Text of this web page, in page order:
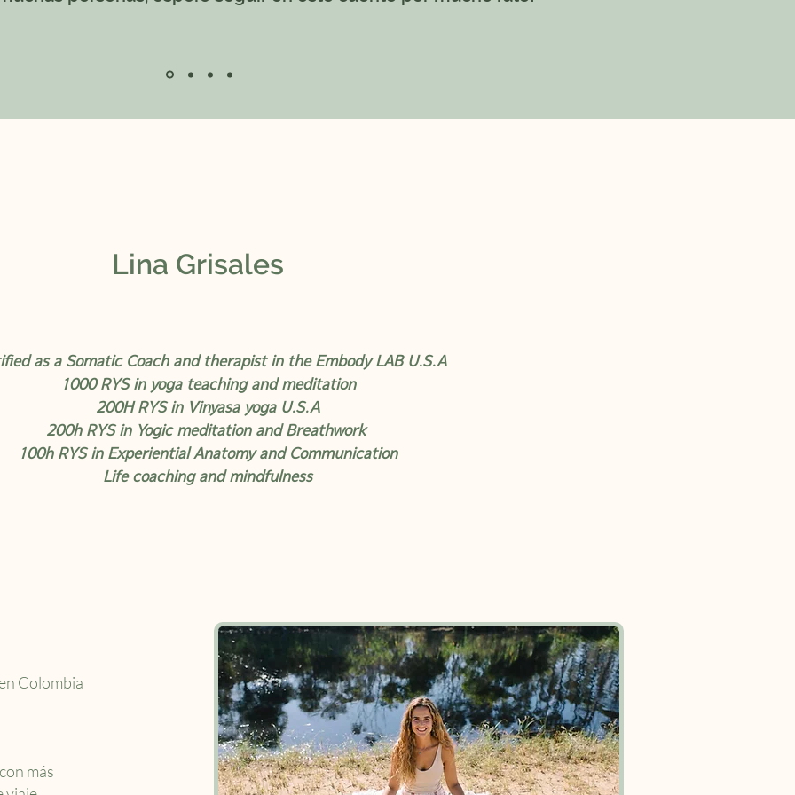
Lina Grisales
as a Somatic Coach and therapist in the Embody LAB U.S.A
1000 RYS in yoga teaching and meditation
200H RYS in Vinyasa yoga U.S.A
200h RYS in Yogic meditation and Breathwork
100h RYS in Experiential Anatomy and Communication
Life coaching and mindfulness
Colombia
más